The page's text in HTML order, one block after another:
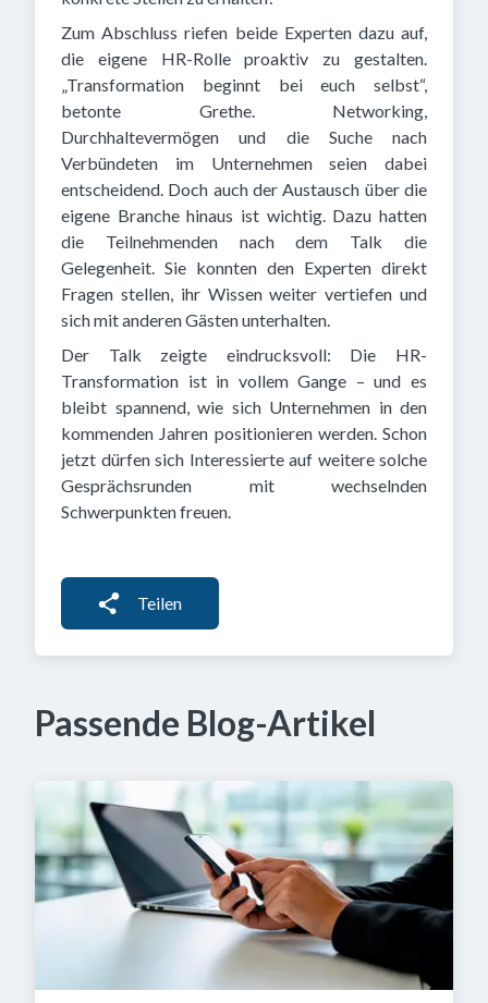
Zum Abschluss riefen beide Experten dazu auf,
die eigene HR-Rolle proaktiv zu gestalten.
„Transformation beginnt bei euch selbst“,
betonte Grethe. Networking,
Durchhaltevermögen und die Suche nach
Verbündeten im Unternehmen seien dabei
entscheidend. Doch auch der Austausch über die
eigene Branche hinaus ist wichtig. Dazu hatten
die Teilnehmenden nach dem Talk die
Gelegenheit. Sie konnten den Experten direkt
Fragen stellen, ihr Wissen weiter vertiefen und
sich mit anderen Gästen unterhalten.
Der Talk zeigte eindrucksvoll: Die HR-
Transformation ist in vollem Gange – und es
bleibt spannend, wie sich Unternehmen in den
kommenden Jahren positionieren werden. Schon
jetzt dürfen sich Interessierte auf weitere solche
Gesprächsrunden mit wechselnden
Schwerpunkten freuen.
Teilen
Passende Blog-Artikel